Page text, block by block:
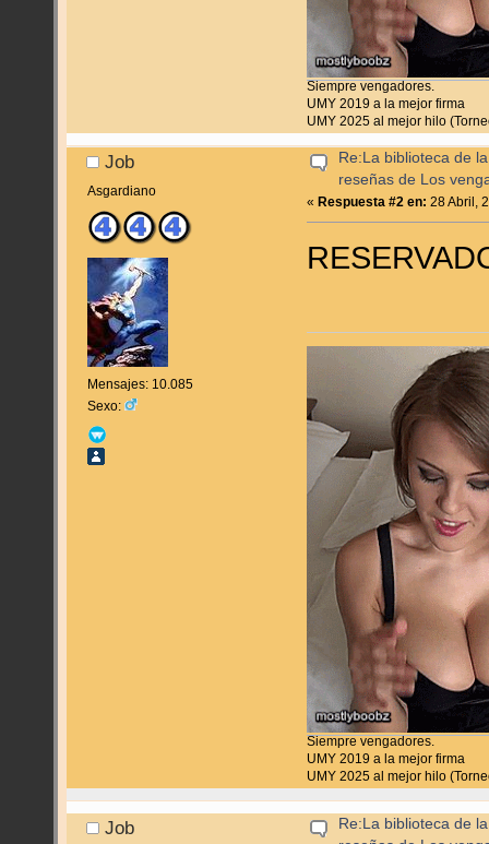
Siempre vengadores.
UMY 2019 a la mejor firma
UMY 2025 al mejor hilo
Job
Asgardiano
Mensajes: 10.085
Sexo:
Re:La biblioteca de
reseñas de Los
« Respuesta #2 en: 28 Abril,
Siempre vengadores.
UMY 2019 a la mejor firma
UMY 2025 al mejor hilo
Job
Re:La biblioteca de